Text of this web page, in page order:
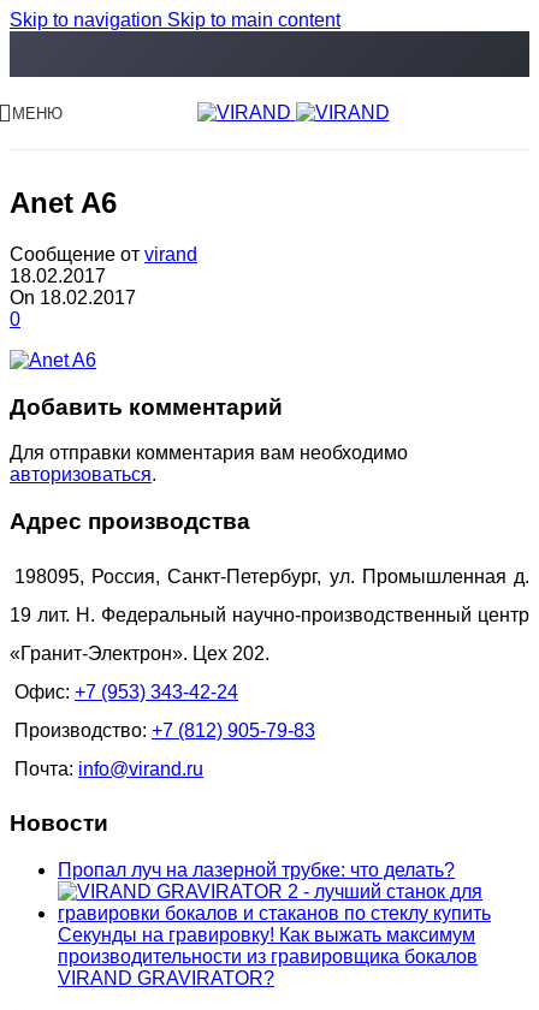
Skip to navigation Skip to main content
МЕНЮ
Anet A6
Сообщение от virand
18.02.2017
On 18.02.2017
0
Добавить комментарий
Для отправки комментария вам необходимо
авторизоваться.
Адрес производства
198095, Россия, Санкт-Петербург, ул. Промышленная д.
19 лит. Н. Федеральный научно-производственный центр
«Гранит-Электрон». Цех 202.
Офис: +7 (953) 343-42-24
Производство: +7 (812) 905-79-83
Почта: info@virand.ru
Новости
Пропал луч на лазерной трубке: что делать?
Секунды на гравировку! Как выжать максимум
производительности из гравировщика бокалов
VIRAND GRAVIRATOR?